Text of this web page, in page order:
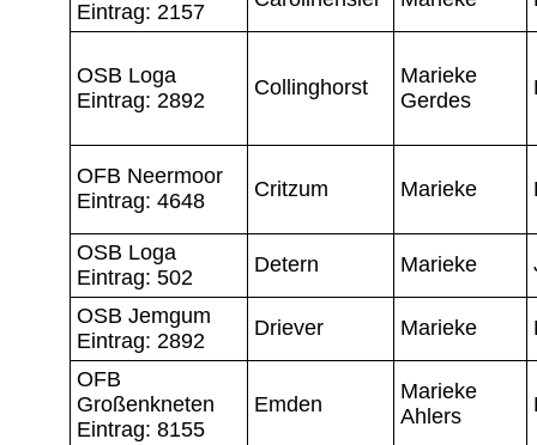
Eintrag: 2157
OSB Loga
Eintrag: 2892
Collinghorst
Marieke
Gerdes
OFB Neermoor
Eintrag: 4648
Critzum Marieke
OSB Loga
Eintrag: 502
Detern Marieke
OSB Jemgum
Eintrag: 2892
Driever Marieke
OFB
Großenkneten
Eintrag: 8155
Emden
Marieke
Ahlers